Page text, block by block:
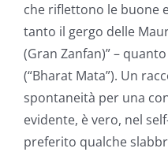
che riflettono le buone
tanto il gergo delle
(Gran Zanfan)” –
(“Bharat Mata”). Un
spontaneità per una
evidente, è vero, nel
preferito qualche